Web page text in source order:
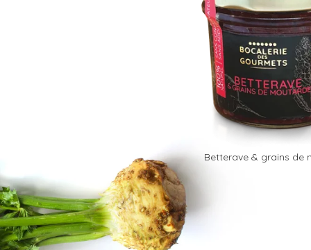
Betterave & grains de